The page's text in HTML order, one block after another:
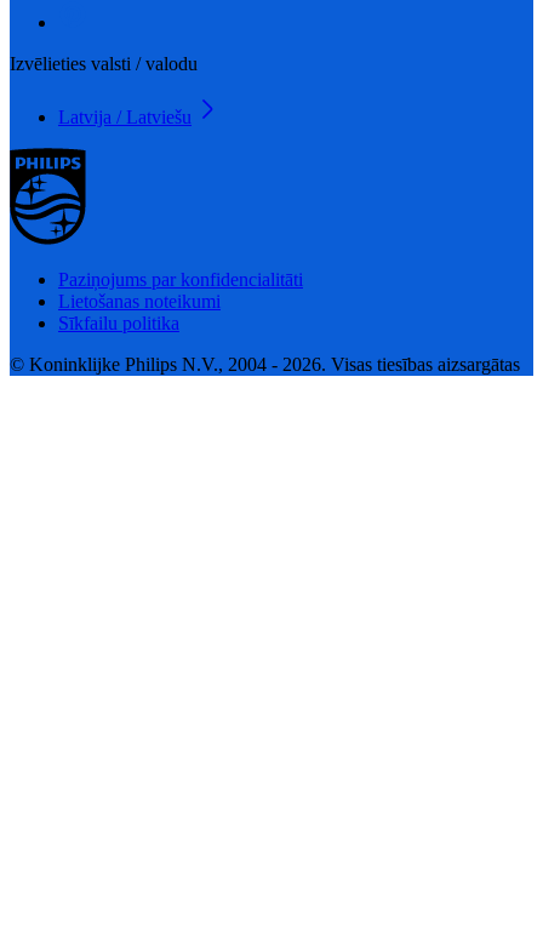
Izvēlieties valsti / valodu
Latvija / Latviešu
Paziņojums par konfidencialitāti
Lietošanas noteikumi
Sīkfailu politika
© Koninklijke Philips N.V., 2004 - 2026. Visas tiesības aizsargātas